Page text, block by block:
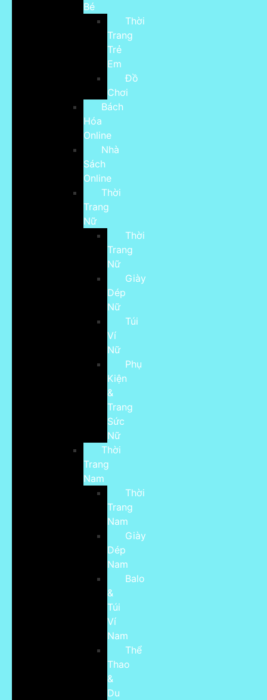
Bé
Thời
Trang
Trẻ
Em
Đồ
Chơi
Bách
Hóa
Online
Nhà
Sách
Online
Thời
Trang
Nữ
Thời
Trang
Nữ
Giày
Dép
Nữ
Túi
Ví
Nữ
Phụ
Kiện
&
Trang
Sức
Nữ
Thời
Trang
Nam
Thời
Trang
Nam
Giày
Dép
Nam
Balo
&
Túi
Ví
Nam
Thể
Thao
&
Du